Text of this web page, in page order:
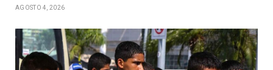
AGOSTO 4, 2026